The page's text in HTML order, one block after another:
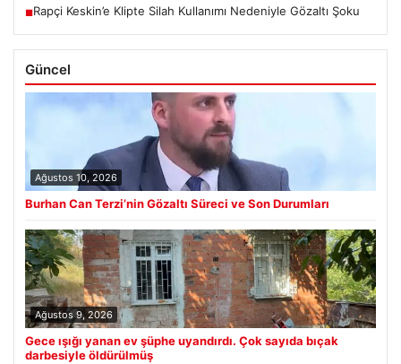
■Rapçi Keskin’e Klipte Silah Kullanımı Nedeniyle Gözaltı Şoku
Güncel
Ağustos 10, 2026
Burhan Can Terzi’nin Gözaltı Süreci ve Son Durumları
Ağustos 9, 2026
Gece ışığı yanan ev şüphe uyandırdı. Çok sayıda bıçak
darbesiyle öldürülmüş